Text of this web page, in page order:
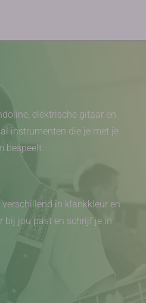
elektrische gitaar en
instrumenten die je met je
bespeelt.
in klankkleur en
bij jou past en schrijf je in